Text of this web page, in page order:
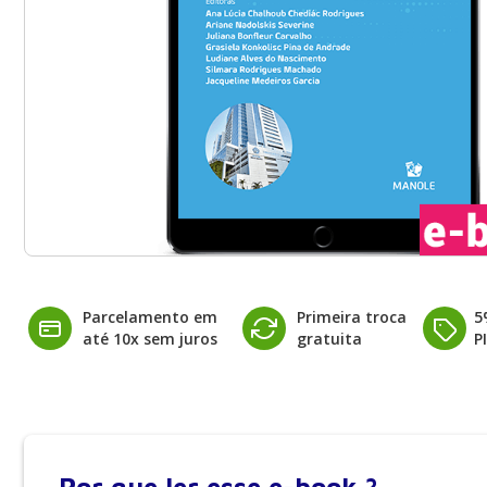
Parcelamento em
até 10x sem juros
Primeira troca
gratuita